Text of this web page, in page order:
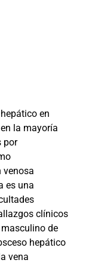
en
la mayoría
por
venosa
es una
clínicos
de
hepático
vena